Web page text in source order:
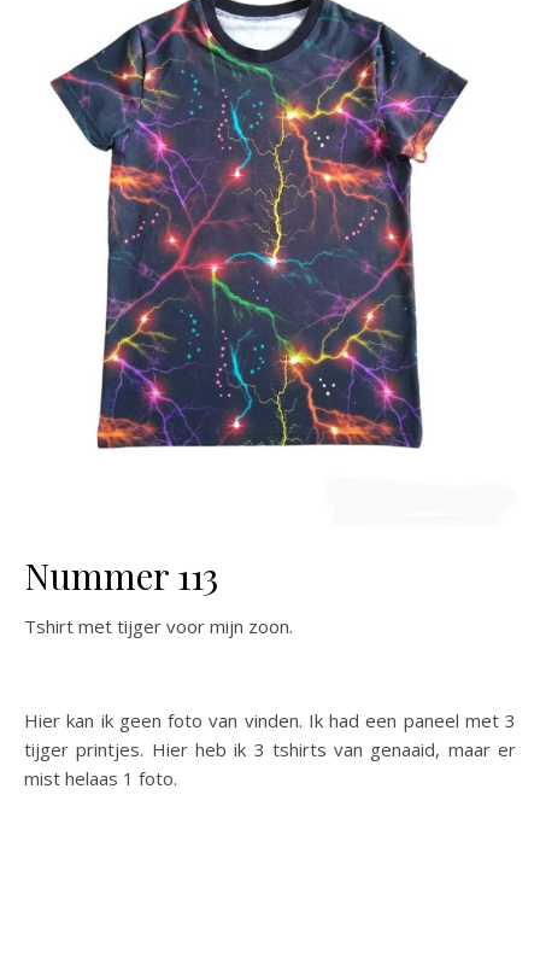
Nummer 113
Tshirt met tijger voor mijn zoon.
Hier kan ik geen foto van vinden. Ik had een paneel met 3
tijger printjes. Hier heb ik 3 tshirts van genaaid, maar er
mist helaas 1 foto.